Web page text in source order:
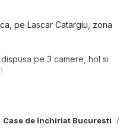
Case de închiriat Bucuresti
pe Lascar Catargiu, zona
pe 3 camere, hol si
vile interbelice, renovata
centrala termica